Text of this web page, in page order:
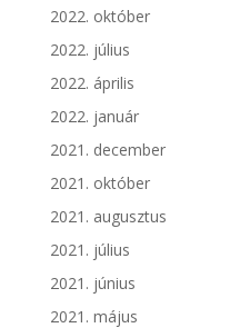
2022. október
2022. július
2022. április
2022. január
2021. december
2021. október
2021. augusztus
2021. július
2021. június
2021. május